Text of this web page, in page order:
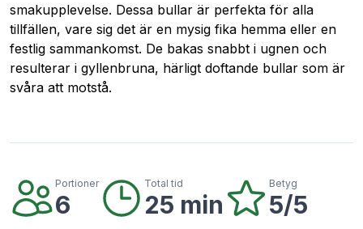
smakupplevelse. Dessa bullar är perfekta för alla
tillfällen, vare sig det är en mysig fika hemma eller en
festlig sammankomst. De bakas snabbt i ugnen och
resulterar i gyllenbruna, härligt doftande bullar som är
svåra att motstå.
Portioner
6
Total tid
25 min
Betyg
5/5